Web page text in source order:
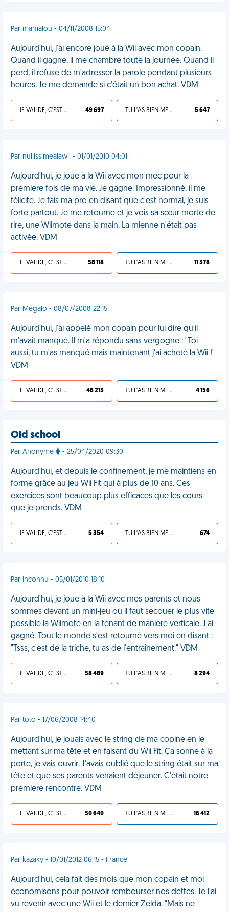
Par mamalou - 04/11/2008 15:04
Aujourd'hui, j'ai encore joué à la Wii avec mon copain.
Quand il gagne, il me chambre toute la journée. Quand il
perd, il refuse de m'adresser la parole pendant plusieurs
heures. Je me demande si c'était un bon achat. VDM
JE VALIDE, C'EST UNE VDM 49 697 TU L'AS BIEN MÉRITÉ 5 647
Par nullissimealawii - 01/01/2010 04:01
Aujourd'hui, je joue à la Wii avec mon mec pour la
première fois de ma vie. Je gagne. Impressionné, il me
félicite. Je fais ma pro en disant que c'est normal, je suis
forte partout. Je me retourne et je vois sa sœur morte de
rire, une Wiimote dans la main. La mienne n'était pas
activée. VDM
JE VALIDE, C'EST UNE VDM 58 118 TU L'AS BIEN MÉRITÉ 11 378
Par Mégalo - 08/07/2008 22:15
Aujourd'hui, j'ai appelé mon copain pour lui dire qu'il
m'avait manqué. Il m'a répondu sans vergogne : "Toi
aussi, tu m'as manqué mais maintenant j'ai acheté la Wii !"
VDM
JE VALIDE, C'EST UNE VDM 48 213 TU L'AS BIEN MÉRITÉ 4 156
Old school
Par Anonyme - 25/04/2020 09:30
Aujourd'hui, et depuis le confinement, je me maintiens en
forme grâce au jeu Wii Fit qui à plus de 10 ans. Ces
exercices sont beaucoup plus efficaces que les cours
que je prends. VDM
JE VALIDE, C'EST UNE VDM 5 354 TU L'AS BIEN MÉRITÉ 674
Par Inconnu - 05/01/2010 18:10
Aujourd'hui, je joue à la Wii avec mes parents et nous
sommes devant un mini-jeu où il faut secouer le plus vite
possible la Wiimote en la tenant de manière verticale. J'ai
gagné. Tout le monde s'est retourné vers moi en disant :
"Tsss, c'est de la triche, tu as de l'entraînement." VDM
JE VALIDE, C'EST UNE VDM 58 489 TU L'AS BIEN MÉRITÉ 8 294
Par toto - 17/06/2008 14:40
Aujourd'hui, je jouais avec le string de ma copine en le
mettant sur ma tête et en faisant du Wii Fit. Ça sonne à la
porte, je vais ouvrir. J'avais oublié que le string était sur ma
tête et que ses parents venaient déjeuner. C'était notre
première rencontre. VDM
JE VALIDE, C'EST UNE VDM 50 640 TU L'AS BIEN MÉRITÉ 16 412
Par kazaky - 10/01/2012 06:15 - France
Aujourd'hui, cela fait des mois que mon copain et moi
économisons pour pouvoir rembourser nos dettes. Je l'ai
vu revenir avec une Wii et le dernier Zelda. "Mais ne